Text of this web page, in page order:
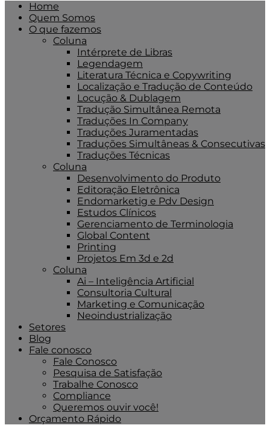
Home
Quem Somos
O que fazemos
Coluna
Intérprete de Libras
Legendagem
Literatura Técnica e Copywriting
Localização e Tradução de Conteúdo
Locução & Dublagem
Tradução Simultânea Remota
Traduções In Company
Traduções Juramentadas
Traduções Simultâneas & Consecutivas
Traduções Técnicas
Coluna
Desenvolvimento do Produto
Editoração Eletrônica
Endomarketig e Pdv Design
Estudos Clínicos
Gerenciamento de Terminologia
Global Content
Printing
Projetos Em 3d e 2d
Coluna
Ai – Inteligência Artificial
Consultoria Cultural
Marketing e Comunicação
Neoindustrialização
Setores
Blog
Fale conosco
Fale Conosco
Pesquisa de Satisfação
Trabalhe Conosco
Compliance
Queremos ouvir você!
Orçamento Rápido